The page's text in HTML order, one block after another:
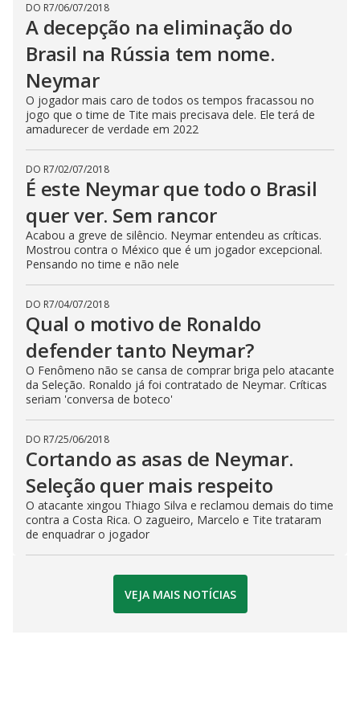
DO R7/06/07/2018
A decepção na eliminação do
Brasil na Rússia tem nome.
Neymar
O jogador mais caro de todos os tempos fracassou no
jogo que o time de Tite mais precisava dele. Ele terá de
amadurecer de verdade em 2022
DO R7/02/07/2018
É este Neymar que todo o Brasil
quer ver. Sem rancor
Acabou a greve de silêncio. Neymar entendeu as críticas.
Mostrou contra o México que é um jogador excepcional.
Pensando no time e não nele
DO R7/04/07/2018
Qual o motivo de Ronaldo
defender tanto Neymar?
O Fenômeno não se cansa de comprar briga pelo atacante
da Seleção. Ronaldo já foi contratado de Neymar. Críticas
seriam 'conversa de boteco'
DO R7/25/06/2018
Cortando as asas de Neymar.
Seleção quer mais respeito
O atacante xingou Thiago Silva e reclamou demais do time
contra a Costa Rica. O zagueiro, Marcelo e Tite trataram
de enquadrar o jogador
VEJA MAIS NOTÍCIAS